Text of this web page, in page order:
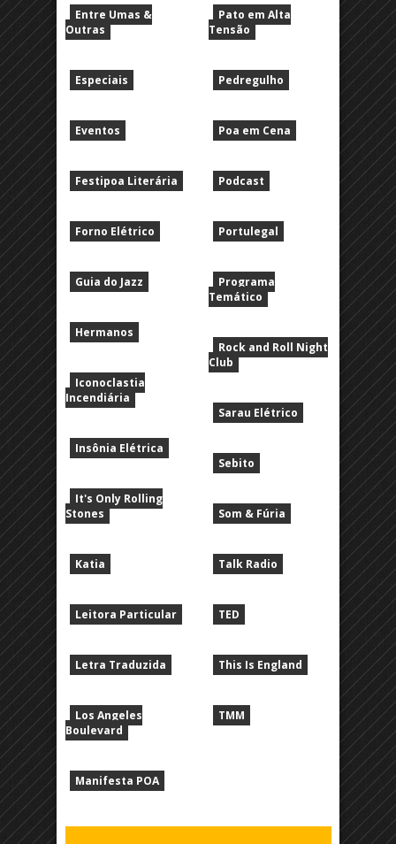
Entre Umas &
Outras
Especiais
Eventos
Festipoa Literária
Forno Elétrico
Guia do Jazz
Hermanos
Iconoclastia
Incendiária
Insônia Elétrica
It's Only Rolling
Stones
Katia
Leitora Particular
Letra Traduzida
Los Angeles
Boulevard
Manifesta POA
Pato em Alta
Tensão
Pedregulho
Poa em Cena
Podcast
Portulegal
Programa
Temático
Rock and Roll Night
Club
Sarau Elétrico
Sebito
Som & Fúria
Talk Radio
TED
This Is England
TMM